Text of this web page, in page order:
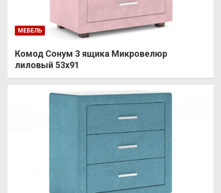
МЕБЕЛЬ
Комод Сонум 3 ящика Микровелюр
лиловый 53х91